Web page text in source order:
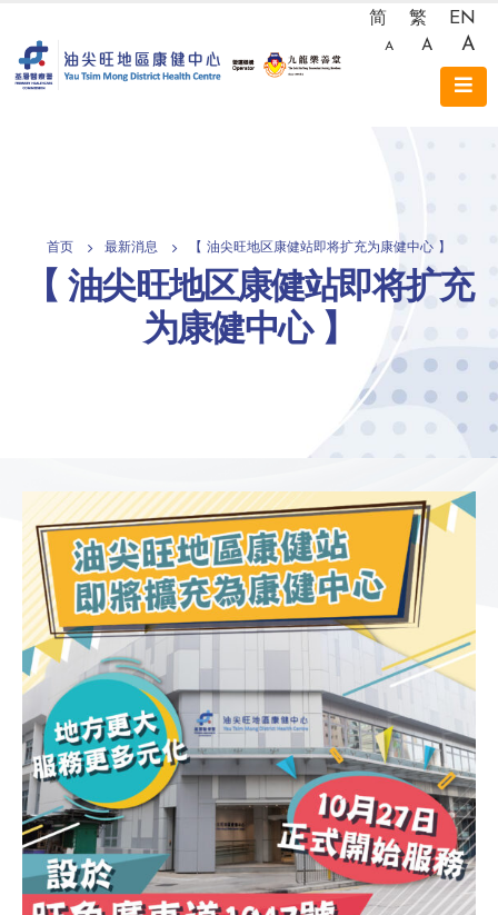
简 繁 EN
A A A
首页 最新消息 【 油尖旺地区康健站即将扩充为康健中心 】
【 油尖旺地区康健站即将扩充
为康健中心 】